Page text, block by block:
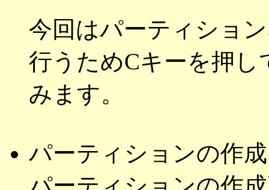
今回はパーティショ
行うためCキーを押
みます。
パーティションの作成